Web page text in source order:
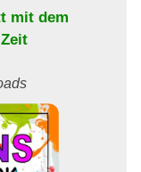
mit dem